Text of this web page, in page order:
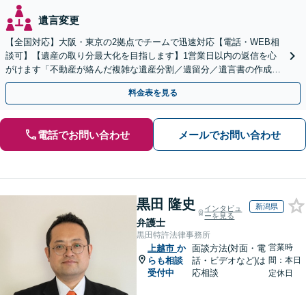
遺言変更
【全国対応】大阪・東京の2拠点でチームで迅速対応【電話・WEB相
談可】【遺産の取り分最大化を目指します】1営業日以内の返信を心
がけます「不動産が絡んだ複雑な遺産分割／遺留分／遺言書の作成・
執行／事業承継など、お任せください」【休日相談あり】
料金表を見る
電話でお問い合わせ メールでお問い合わせ
黒田 隆史
弁護士
インタビュ
ーを見る
新潟県
黒田特許法律事務所
上越市 か
らも相談
受付中
面談方法(対面・電
話・ビデオなど)は
応相談
営業時
間：本日
定休日